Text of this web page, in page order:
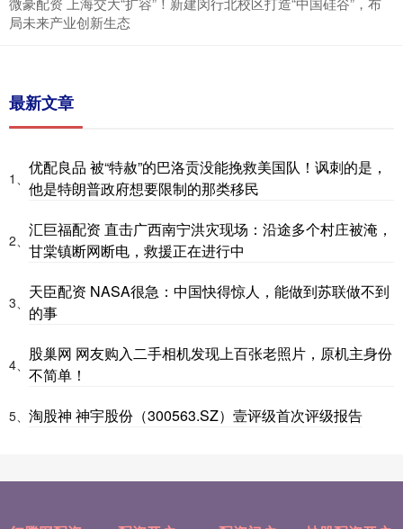
局未来产业创新生态
最新文章
1、
优配良品 被“特赦”的巴洛贡没能挽救美国队！讽刺的是，
他是特朗普政府想要限制的那类移民
2、
汇巨福配资 直击广西南宁洪灾现场：沿途多个村庄被淹，
甘棠镇断网断电，救援正在进行中
3、
天臣配资 NASA很急：中国快得惊人，能做到苏联做不到
的事
4、
股巢网 网友购入二手相机发现上百张老照片，原机主身份
不简单！
5、 淘股神 神宇股份（300563.SZ）壹评级首次评级报告